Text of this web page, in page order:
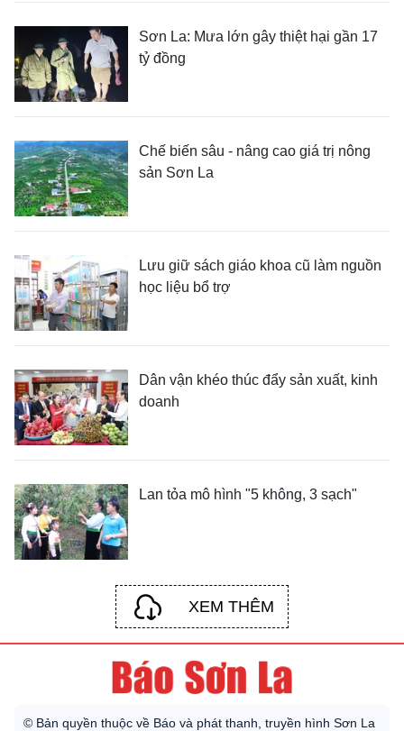
Sơn La: Mưa lớn gây thiệt hại gần 17
tỷ đồng
Chế biến sâu - nâng cao giá trị nông
sản Sơn La
Lưu giữ sách giáo khoa cũ làm nguồn
học liệu bổ trợ
Dân vận khéo thúc đẩy sản xuất, kinh
doanh
Lan tỏa mô hình "5 không, 3 sạch"
XEM THÊM
© Bản quyền thuộc về Báo và phát thanh, truyền hình Sơn La